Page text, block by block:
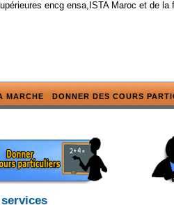
encg ensa,ISTA Maroc et de
MARCHE DONNER DES COURS